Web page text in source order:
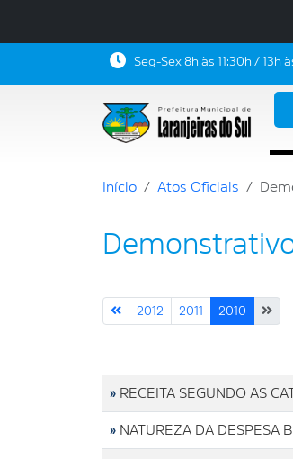
Seg-Sex 8h às 11:30h / 13h
Início Atos Oficiais
2012 2011 2010
» RECEITA SEGUNDO AS
» NATUREZA DA DESPESA